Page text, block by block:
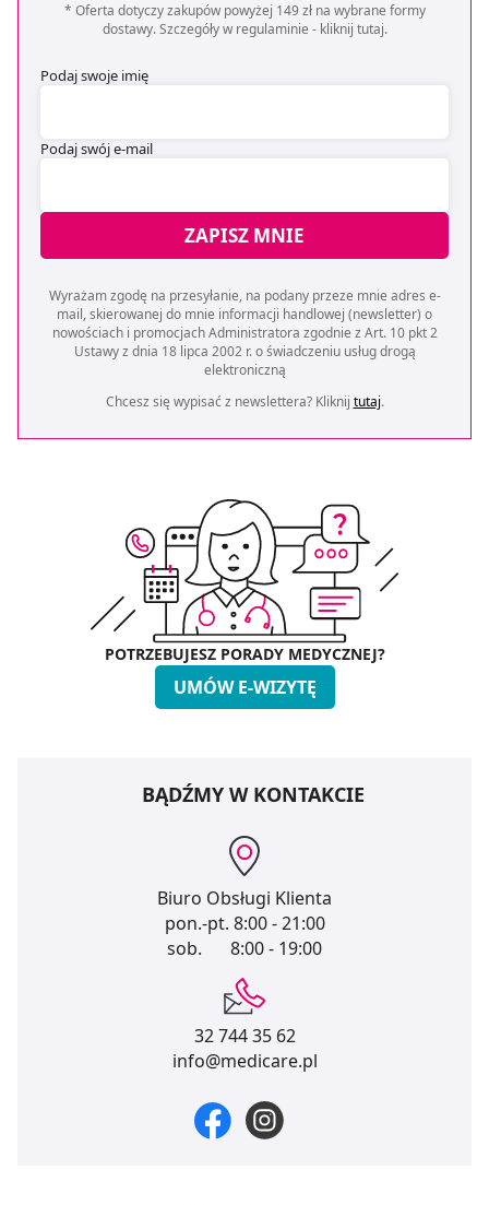
* Oferta dotyczy zakupów powyżej 149 zł na wybrane formy
dostawy. Szczegóły w regulaminie - kliknij tutaj.
Podaj swoje imię
Podaj swój e-mail
ZAPISZ MNIE
Wyrażam zgodę na przesyłanie, na podany przeze mnie adres e-
mail, skierowanej do mnie informacji handlowej (newsletter) o
nowościach i promocjach Administratora zgodnie z Art. 10 pkt 2
Ustawy z dnia 18 lipca 2002 r. o świadczeniu usług drogą
elektroniczną
Chcesz się wypisać z newslettera? Kliknij tutaj.
POTRZEBUJESZ PORADY MEDYCZNEJ?
UMÓW E-WIZYTĘ
BĄDŹMY W KONTAKCIE
Biuro Obsługi Klienta
pon.-pt. 8:00 - 21:00
sob.
8:00 - 19:00
32 744 35 62
info@medicare.pl